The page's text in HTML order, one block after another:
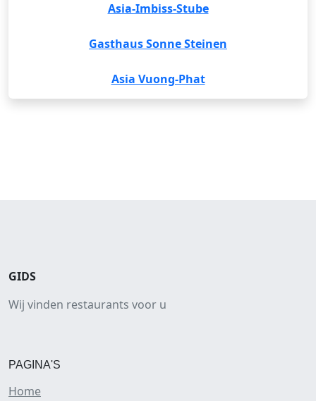
Asia-Imbiss-Stube
Gasthaus Sonne Steinen
Asia Vuong-Phat
GIDS
Wij vinden restaurants voor u
PAGINA'S
Home